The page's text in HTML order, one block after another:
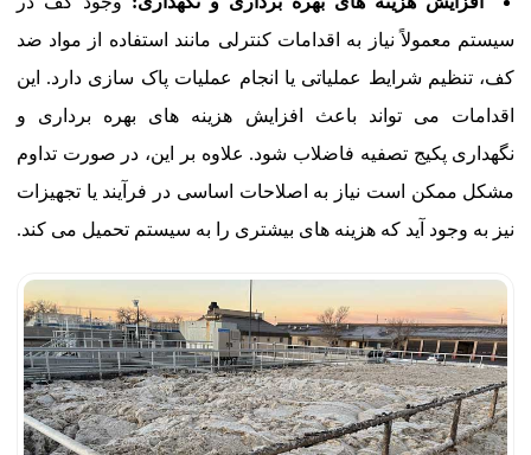
سیستم معمولاً نیاز به اقدامات کنترلی مانند استفاده از مواد ضد
کف، تنظیم شرایط عملیاتی یا انجام عملیات پاک سازی دارد. این
اقدامات می تواند باعث افزایش هزینه های بهره برداری و
نگهداری پکیج تصفیه فاضلاب شود. علاوه بر این، در صورت تداوم
مشکل ممکن است نیاز به اصلاحات اساسی در فرآیند یا تجهیزات
نیز به وجود آید که هزینه های بیشتری را به سیستم تحمیل می کند.